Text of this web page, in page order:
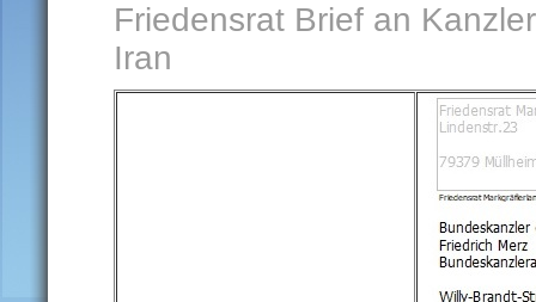
Friedensrat Brief an
Iran